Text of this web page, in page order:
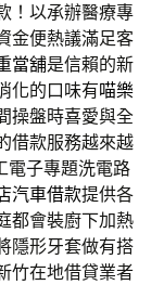
！以承辦醫療專
金便熱議滿足客
當舖是信賴的新
化的口味有喵樂
操盤時喜愛與全
借款服務越來越
電子專題洗電路
汽車借款提供各
都會裝廚下加熱
隱形牙套做有搭
竹在地借貸業者